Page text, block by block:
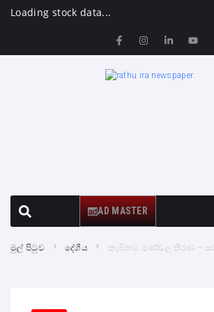
Loading stock data...
AD MASTER
මුල් පිටුව දේශීය කැබිනට් මණ්ඩල තීරණ –